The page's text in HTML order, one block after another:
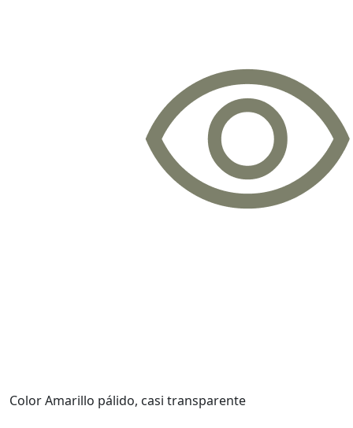
ColorAmarillo pálido, casi transparente